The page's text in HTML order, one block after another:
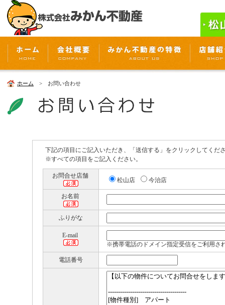
ホーム > お問い合わせ
下記の項目にご記入いただき、「送信する」をクリックしてくだ
※すべての項目をご記入ください。
お問合せ店舗
松山店 今治店
お名前
ふりがな
E-mail
※携帯電話のドメイン指定受信をご利用さ
電話番号